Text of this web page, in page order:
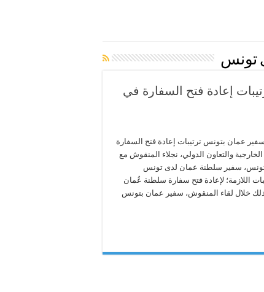
تونس
إعادة فتح السفارة في
عمان بتونس ترتيبات إعادة فتح السفارة
والتعاون الدولي، نجلاء المنقوش مع
سفير سلطنة عمان لدى تونس
اللازمة؛ لإعادة فتح سفارة سلطنة عُمان
خلال لقاء المنقوش، سفير عمان بتونس